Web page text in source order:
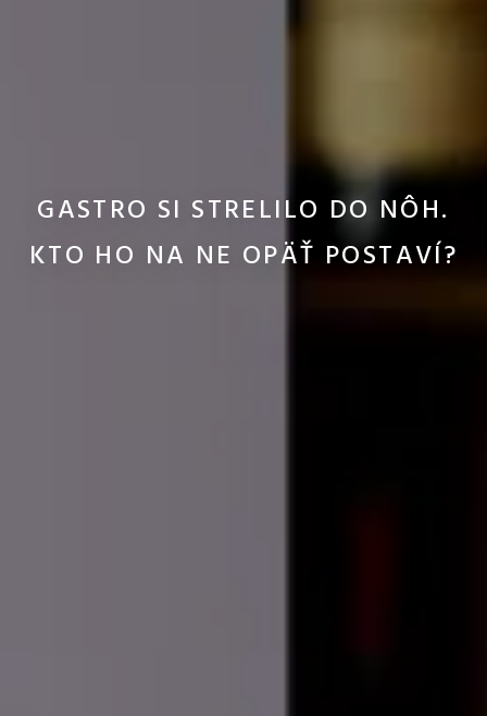
GASTRO SI STRELILO DO NÔH.
KTO HO NA NE OPÄŤ POSTAVÍ?